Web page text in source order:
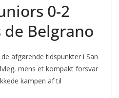
0-2
de Belgrano
afgørende tidspunkter i San
mens et kompakt forsvar
kampen af til